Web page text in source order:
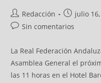
Redacción julio
Sin comentarios
La Real Federación
Asamblea General el
las 11 horas en el Hotel